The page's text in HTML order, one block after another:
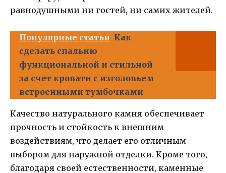
равнодушными ни гостей, ни самих жителей.
Популярные статьи Как
сделать спальню
функциональной и стильной
за счет кровати с изголовьем
встроенными тумбочками
Качество натурального камня обеспечивает
прочность и стойкость к внешним
воздействиям, что делает его отличным
выбором для наружной отделки. Кроме того,
благодаря своей естественности, каменные